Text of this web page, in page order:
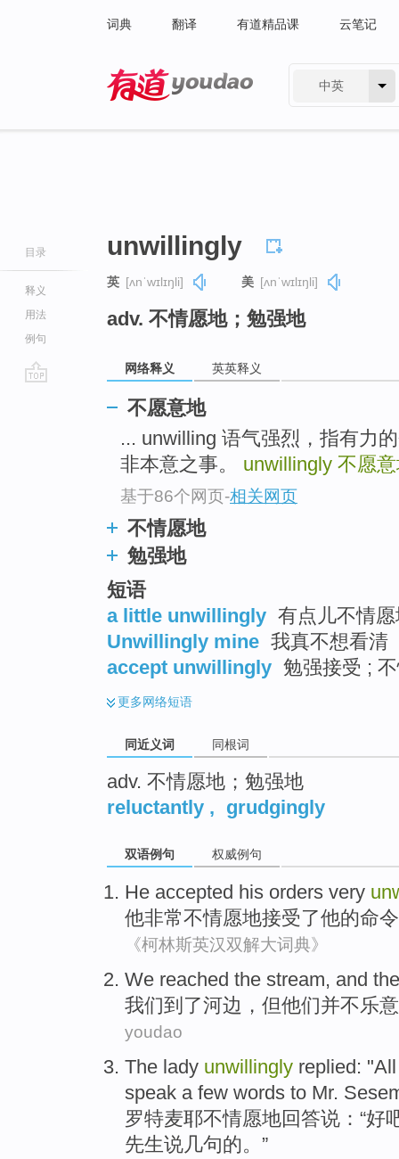
词典 翻译 有道精品课 云笔记
中英
目录
释义
用法
例句
unwillingly
英 [ʌnˈwɪlɪŋli] 美 [ʌnˈwɪlɪŋli]
adv. 不情愿地；勉强地
网络释义 英英释义
不愿意地
... unwilling 语气强烈，指有力
非本意之事。 unwillingly 不愿
基于86个网页-相关网页
不情愿地
勉强地
短语
a little unwillingly 有点儿不情
Unwillingly mine 我真不想看清
accept unwillingly 勉强接受 ;
更多网络短语
同近义词 同根词
adv. 不情愿地；勉强地
reluctantly , grudgingly
双语例句 权威例句
He accepted his orders very
他非常不情愿地接受了他的命令
《柯林斯英汉双解大词典》
We reached the stream, and
我们到了河边 ， 但他们并不乐意
youdao
The lady unwillingly replied: "
speak a few words to Mr.
罗特麦耶不情愿地回答说 ：“好
先生说几句的。”